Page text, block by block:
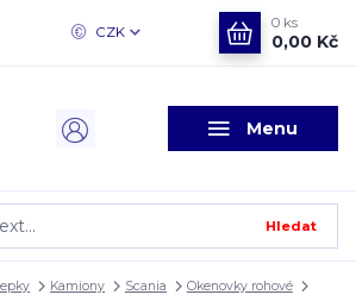
Menu
CZK
Hledat
0 ks
0,00 Kč
Kamiony Scania
Okenovky rohové